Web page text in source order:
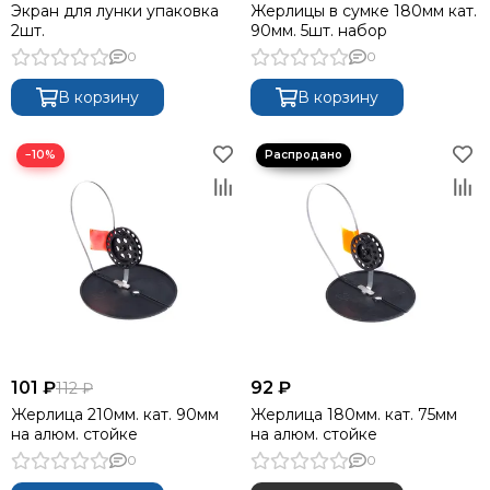
Экран для лунки упаковка
2шт.
0
В корзину
Жерлицы в сумке 180мм кат.
90мм. 5шт. набор
0
В корзину
−10%
101 ₽112 ₽
Жерлица 210мм. кат. 90мм
на алюм. стойке
0
92 ₽
Жерлица 180мм. кат. 75мм
на алюм. стойке
0